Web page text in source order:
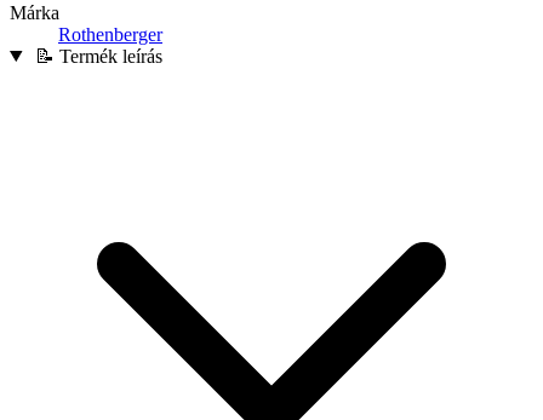
Márka
Rothenberger
📝 Termék leírás